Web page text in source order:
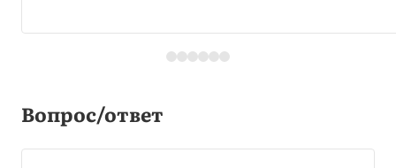
Вопрос/ответ